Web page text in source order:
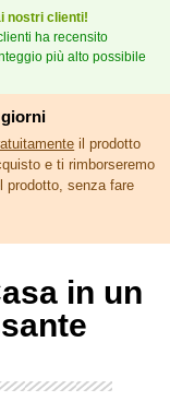
nostri clienti!
ha recensito
più alto possibile
giorni
il prodotto
e ti rimborseremo
prodotto, senza fare
in un